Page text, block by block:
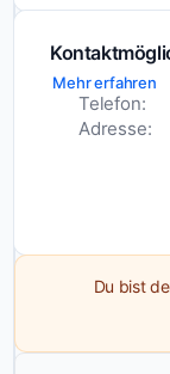
eine
Web-
und
und
Mehr erfahren
Telefon:
Adresse:
Du bist